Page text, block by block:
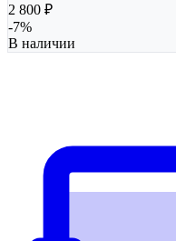
2 800 ₽
-7%
В наличии